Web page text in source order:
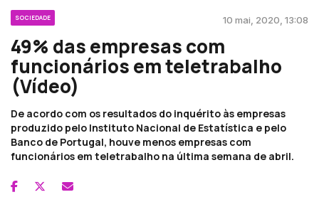
SOCIEDADE 10 mai, 2020, 13:08
49% das empresas com
funcionários em teletrabalho
(Vídeo)
De acordo com os resultados do inquérito às empresas
produzido pelo Instituto Nacional de Estatística e pelo
Banco de Portugal, houve menos empresas com
funcionários em teletrabalho na última semana de abril.